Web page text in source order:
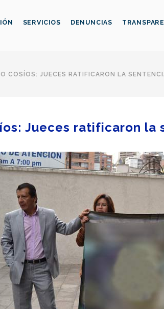
SERVICIOS DENUNCIAS
COSÍOS: JUECES RATIFICARON LA
Jueces ratificaron la